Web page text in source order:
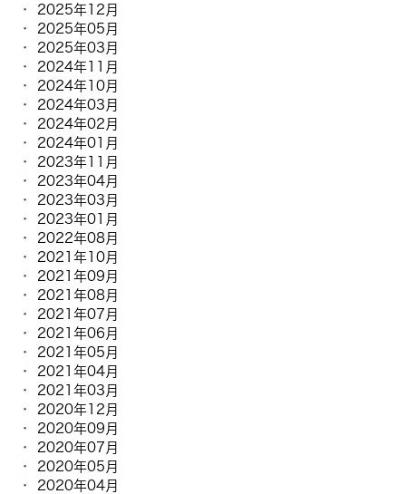
2025年12月
2025年05月
2025年03月
2024年11月
2024年10月
2024年03月
2024年02月
2024年01月
2023年11月
2023年04月
2023年03月
2023年01月
2022年08月
2021年10月
2021年09月
2021年08月
2021年07月
2021年06月
2021年05月
2021年04月
2021年03月
2020年12月
2020年09月
2020年07月
2020年05月
2020年04月